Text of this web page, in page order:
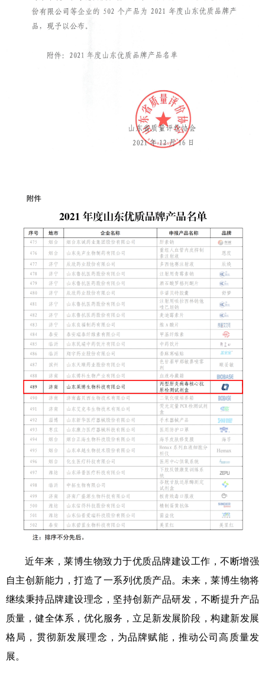
近年来，莱博生物致力于优质品牌建设工作，不断增强
自主创新能力，打造了一系列优质产品。未来，莱博生物将
继续秉持品牌建设理念，坚持创新产品研发，不断提升产品
质量，健全体系，优化服务，立足新发展阶段，构建新发展
格局，贯彻新发展理念，为品牌赋能，推动公司高质量发
展。